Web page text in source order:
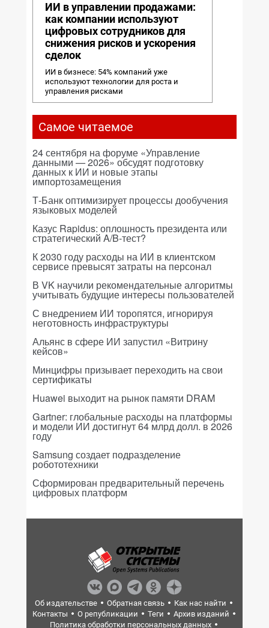
ИИ в управлении продажами:
как компании используют
цифровых сотрудников для
снижения рисков и ускорения
сделок
ИИ в бизнесе: 54% компаний уже
используют технологии для роста и
управления рисками
Самое читаемое
24 сентября на форуме «Управление
данными — 2026» обсудят подготовку
данных к ИИ и новые этапы
импортозамещения
Т-Банк оптимизирует процессы дообучения
языковых моделей
Казус Rapidus: оплошность президента или
стратегический A/B-тест?
К 2030 году расходы на ИИ в клиентском
сервисе превысят затраты на персонал
В VK научили рекомендательные алгоритмы
учитывать будущие интересы пользователей
С внедрением ИИ торопятся, игнорируя
неготовность инфраструктуры
Альянс в сфере ИИ запустил «Витрину
кейсов»
Минцифры призывает переходить на свои
сертификаты
Huawei выходит на рынок памяти DRAM
Gartner: глобальные расходы на платформы
и модели ИИ достигнут 64 млрд долл. в 2026
году
Samsung создает подразделение
робототехники
Сформирован предварительный перечень
цифровых платформ
Об издательстве Обратная связь
Как нас найти
Контакты
О републикации Теги
Архив изданий
Политика обработки персональных данных